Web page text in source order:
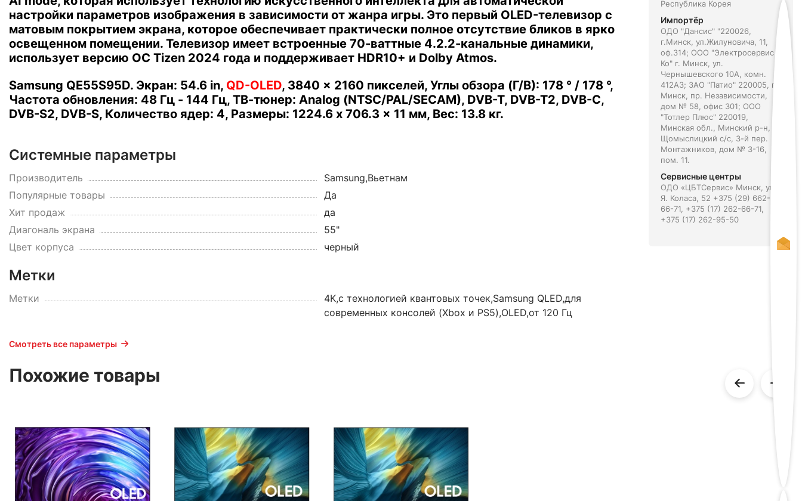
настройки параметров изображения в зависимости от жанра игры. Это первый OLED-телевизор с
матовым покрытием экрана, которое обеспечивает практически полное отсутствие бликов в ярко
освещенном помещении. Телевизор имеет встроенные 70-ваттные 4.2.2-канальные динамики,
использует версию ОС Tizen 2024 года и поддерживает HDR10+ и Dolby Atmos.
Samsung QE55S95D. Экран: 54.6 in, QD-OLED, 3840 x 2160 пикселей, Углы обзора (Г/В): 178 ° / 178 °,
Частота обновления: 48 Гц - 144 Гц, ТВ-тюнер: Analog (NTSC/PAL/SECAM), DVB-T, DVB-T2, DVB-C,
DVB-S2, DVB-S, Количество ядер: 4, Размеры: 1224.6 x 706.3 x 11 мм, Вес: 13.8 кг.
Системные параметры
Производитель
Samsung,Вьетнам
Популярные товары
Да
Хит продаж
да
Диагональ экрана
55"
Цвет корпуса
черный
Метки
Метки
4K,с технологией квантовых точек,Samsung QLED,для
современных консолей (Xbox и PS5),OLED,от 120 Гц
Смотреть все параметры
Республика Корея
Импортёр
ОДО "Дансис" "220026,
г.Минск, ул.Жилуновича, 11,
оф.314; ООО "Электросервис и
Ко" г. Минск, ул.
Чернышевского 10А, комн.
412А3; ЗАО "Патио" 220005, г.
Минск, пр. Независимости,
дом № 58, офис 301; ООО
"Тотлер Плюс" 220019,
Минская обл., Минский р-н,
Щомыслицкий с/с, 3-й пер.
Монтажников, дом № 3-16,
пом. 11.
Сервисные центры
ОДО «ЦБТСервис» Минск, ул.
Я. Коласа, 52 +375 (29) 662-
66-71, +375 (17) 262-66-71,
+375 (17) 262-95-50
Похожие товары